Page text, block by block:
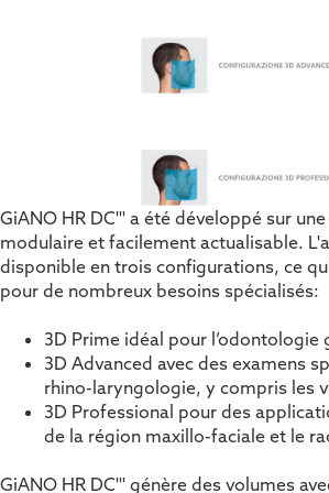
GiANO HR DC''' a été développé sur
modulaire et facilement actualisable.
disponible en trois configurations, ce
pour de nombreux besoins spécialisés:
3D Prime idéal pour l’odontologie
3D Advanced avec des examens
rhino-laryngologie, y compris les
3D Professional pour des
de la région maxillo-faciale et le
GiANO HR DC''' génère des volumes